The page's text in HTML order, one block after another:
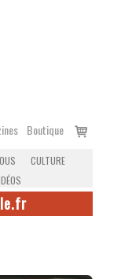
Boutique
Voir
CULTURE